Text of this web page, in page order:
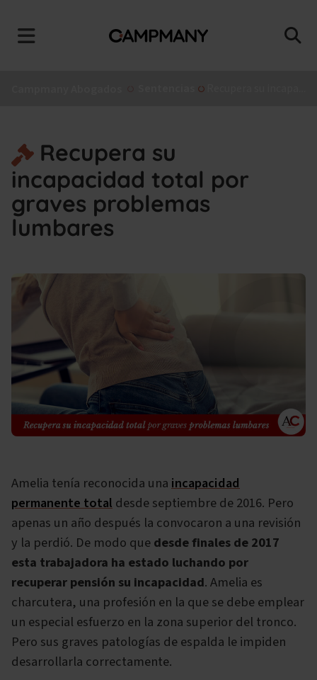
Recupera su
incapacidad total por
graves problemas
lumbares
Amelia tenía reconocida una incapacidad
permanente total desde septiembre de 2016. Pero
apenas un año después la convocaron a una revisión
y la perdió. De modo quedesde finales de 2017
esta trabajadora ha estado luchando por
recuperar pensión su incapacidad. Amelia es
charcutera, una profesión en la que se debe emplear
un especial esfuerzo en la zona superior del tronco.
Pero sus graves patologías de espalda le impiden
desarrollarla correctamente.